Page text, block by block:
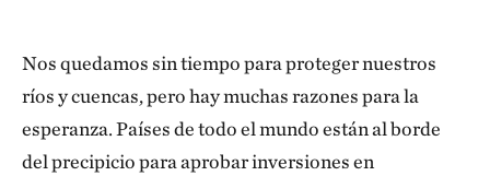
Nos quedamos sin tiempo para proteger nuestros
ríos y cuencas, pero hay muchas razones para la
esperanza. Países de todo el mundo están al borde
del precipicio para aprobar inversiones en